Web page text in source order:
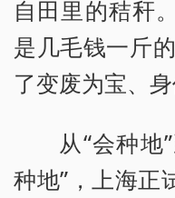
自田里的秸秆
是几毛钱一斤
了变废为宝、
从“会种地
种地”，上海正